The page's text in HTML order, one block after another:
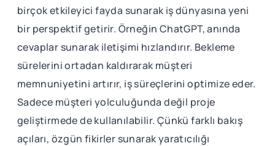
birçok etkileyici fayda sunarak iş dünyasına yeni
bir perspektif getirir. Örneğin ChatGPT, anında
cevaplar sunarak iletişimi hızlandırır. Bekleme
sürelerini ortadan kaldırarak müşteri
memnuniyetini artırır, iş süreçlerini optimize eder.
Sadece müşteri yolculuğunda değil proje
geliştirmede de kullanılabilir. Çünkü farklı bakış
açıları, özgün fikirler sunarak yaratıcılığı